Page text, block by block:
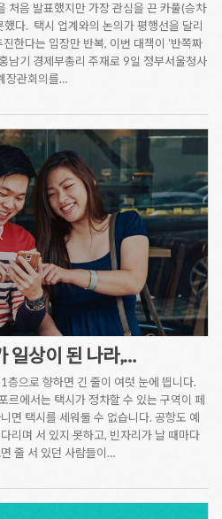
처음 발표했지만 가장 관심을 끈 카풀(승차
다. 택시 업계와의 논의가 평행선을 달리
한다는 입장만 반복, 이번 대책이 '반쪽짜
남기 경제부총리 주재로 9일 정부서울청사
장관회의를…
일상이 된 나라,…
층으로 향하면 긴 줄이 여럿 눈에 띕니다.
르에서는 택시가 정차할 수 있는 구역이 페
면 택시를 세워둘 수 없습니다. 공항도 예
리며 서 있지 못하고, 빈자리가 날 때마다
줄 서 있던 사람들이…